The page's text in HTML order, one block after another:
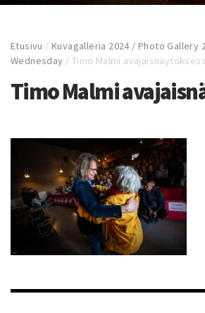
Etusivu /Kuvagalleria 2024 / Photo Gallery
Wednesday / Timo Malmi
Timo Malmi